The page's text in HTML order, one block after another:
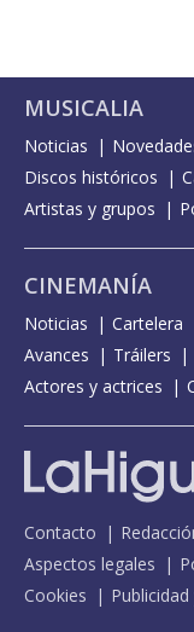
MUSICALIA
Noticias
Discos históricos
Artistas y grupos
CINEMANÍA
Noticias Cartelera
Avances
Tráilers
Actores y actrices
Contacto
Aspectos legales
Cookies